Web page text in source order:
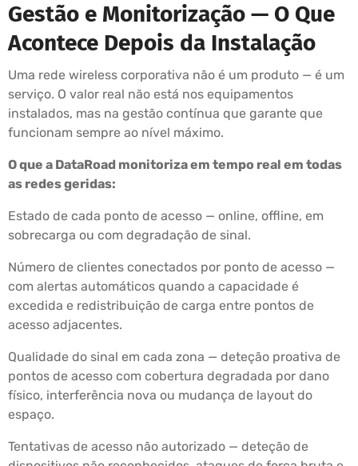
Gestão e Monitorização — O Que
Acontece Depois da Instalação
Uma rede wireless corporativa não é um produto — é um
serviço. O valor real não está nos equipamentos
instalados, mas na gestão contínua que garante que
funcionam sempre ao nível máximo.
O que a DataRoad monitoriza em tempo real em todas
as redes geridas:
Estado de cada ponto de acesso — online, offline, em
sobrecarga ou com degradação de sinal.
Número de clientes conectados por ponto de acesso —
com alertas automáticos quando a capacidade é
excedida e redistribuição de carga entre pontos de
acesso adjacentes.
Qualidade do sinal em cada zona — deteção proativa de
pontos de acesso com cobertura degradada por dano
físico, interferência nova ou mudança de layout do
espaço.
Tentativas de acesso não autorizado — deteção de